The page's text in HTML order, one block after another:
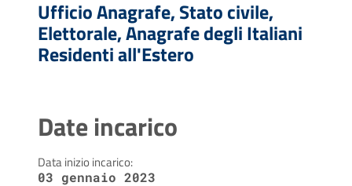
Ufficio Anagrafe, Stato civile,
Elettorale, Anagrafe degli Italiani
Residenti all'Estero
Date incarico
Data inizio incarico:
03 gennaio 2023